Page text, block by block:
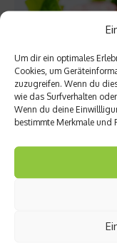
Um dir ein optimales
Cookies, um
zuzugreifen. Wenn du
wie das Surfverhalten
Wenn du deine
bestimmte Merkmale und
Sport Rezepte
Sommersalat
Endlich ist der